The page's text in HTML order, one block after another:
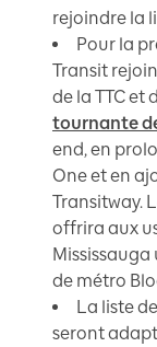
rejoindre la
Pour la
Transit
de la TTC et
tournante
end, en
One et en
Transitway.
offrira aux
de métro
La liste
seront